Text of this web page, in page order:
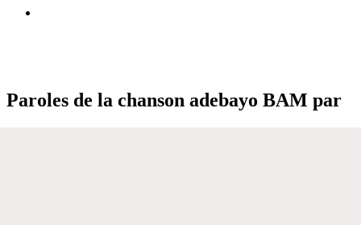
Paroles de la chanson adebayo BAM par